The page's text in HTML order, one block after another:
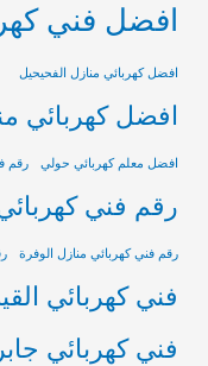
افضل فني
افضل كهربائي منازل الفحيحيل
افضل كهربائي
افضل معلم كهربائي حولي رقم
رقم فني
رقم فني كهربائي منازل الوفرة
فني كهربائي
فني كهربائي